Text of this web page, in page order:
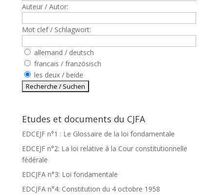
Auteur / Autor:
Mot clef / Schlagwort:
allemand / deutsch
francais / französisch
les deux / beide
Etudes et documents du CJFA
EDCEJF n°1 : Le Glossaire de la loi fondamentale
EDCEJF n°2: La loi relative à la Cour constitutionnelle
fédérale
EDCJFA n°3: Loi fondamentale
EDCJFA n°4: Constitution du 4 octobre 1958